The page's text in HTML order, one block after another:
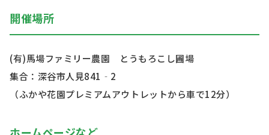
開催場所
(有)馬場ファミリー農園 とうもろこし圃場
集合：深谷市人見841‐2
（ふかや花園プレミアムアウトレットから車で12分）